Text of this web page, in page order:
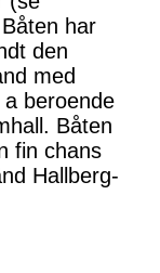
har
den
med
beroende
Båten
fin chans
Hallberg-